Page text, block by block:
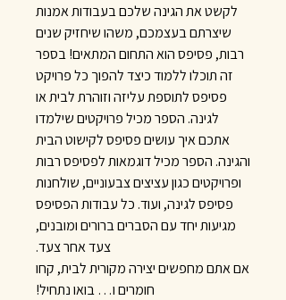
לקשט את הגינה שלכם בעבודות אמנות
שיצרתם בעצמכם, משהו שיחזיק שנים
רבות, פסיפס הוא התחום המתאים! בספר
זה תוכלו ללמוד כיצד להפוך כל פרויקט
פסיפס לתוספת עליזה וזוהרת לבית או
לגינה. הספר מכיל פרויקטים שילמדו
אתכם איך עושים פסיפס לקישוט הבית
והגינה. הספר מכיל דוגמאות לפסיפס רבות
ופרויקטים כגון עציצים צבעוניים, שולחנות
פסיפס לגינה, ועוד. כל עבודות הפסיפס
מגיעות יחד עם הסברים ברורים ומובנים,
צעד אחר צעד.
אם אתם מחפשים יצירה מקורית לבית, קחו
חומרים ו… בואו נתחיל!